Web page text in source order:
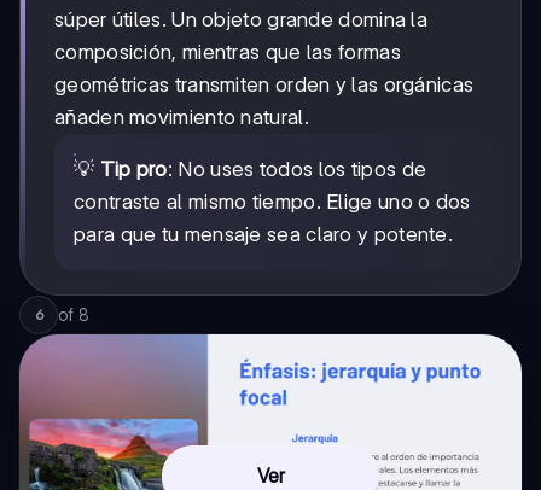
súper útiles. Un objeto grande domina la
composición, mientras que las formas
geométricas transmiten orden y las orgánicas
añaden movimiento natural.
💡 Tip pro: No uses todos los tipos de
contraste al mismo tiempo. Elige uno o dos
para que tu mensaje sea claro y potente.
6 of 8
Ver